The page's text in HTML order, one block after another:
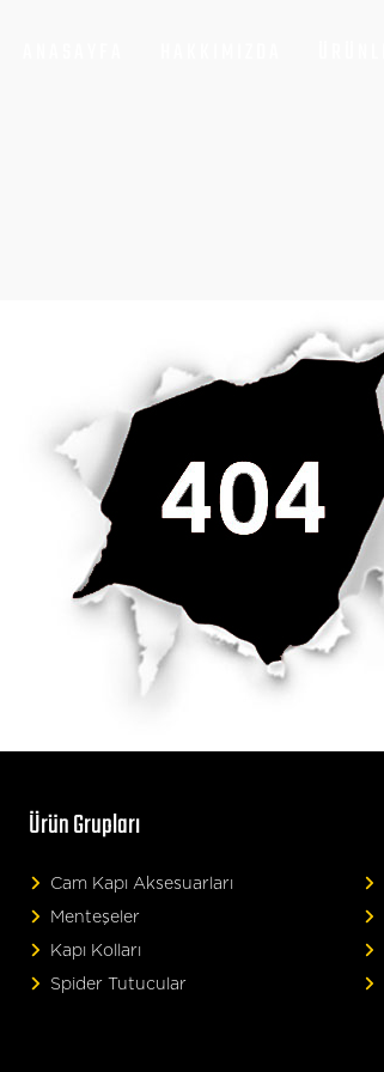
Ürün Grupları
Cam Kapı Aksesuarları
Menteşeler
Kapı Kolları
Spider Tutucular